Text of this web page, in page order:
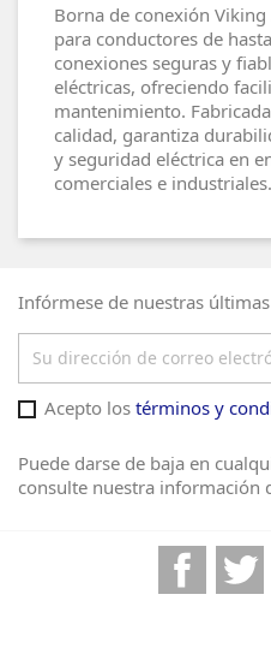
Borna de conexión
para conductores de
conexiones seguras y
eléctricas, ofreciendo
mantenimiento.
calidad, garantiza
y seguridad eléctrica en
comerciales e industriales.
Infórmese de nuestras
Acepto los términos y
Puede darse de baja en
consulte nuestra información